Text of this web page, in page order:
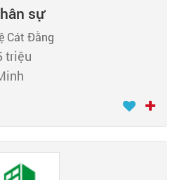
sự
Cát Đằng
triệu